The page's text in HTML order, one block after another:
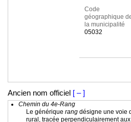
Code
géographique
la municipalité
05032
Ancien nom officiel [ – ]
Chemin du 4e-Rang
Le générique rang désigne une voie
rural, tracée perpendiculairement